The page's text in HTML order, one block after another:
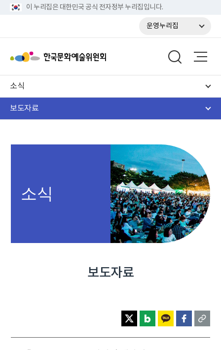
이 누리집은 대한민국 공식 전자정부 누리집입니다.
운영누리집
소식
보도자료
소식
보도자료